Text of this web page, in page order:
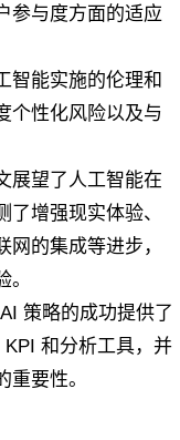
参与度方面的适应
智能实施的伦理和
个性化风险以及与
展望了人工智能在
增强现实体验、
的集成等进步，
策略的成功提供了
和分析工具，并
要性。